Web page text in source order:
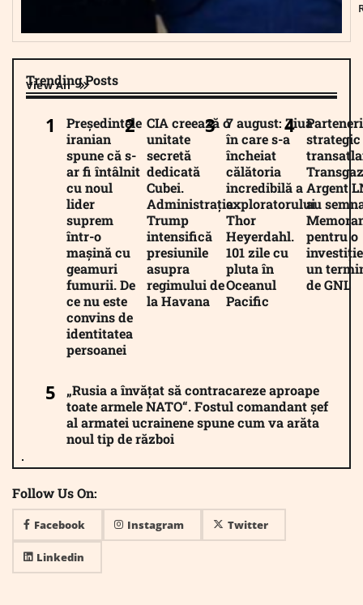
Trending Posts
View All
Președintele
iranian
spune că s-
ar fi întâlnit
cu noul
lider
suprem
într-o
mașină cu
geamuri
fumurii. De
ce nu este
convins de
identitatea
persoanei
CIA creează o
unitate
secretă
dedicată
Cubei.
Administrația
Trump
intensifică
presiunile
asupra
regimului de
la Havana
7 august: Ziua
în care s-a
încheiat
călătoria
incredibilă a
exploratorului
Thor
Heyerdahl.
101 zile cu
pluta în
Oceanul
Pacific
strategic
Argent
au
pentru o
un
de GNL
„Rusia a învățat să contracareze aproape
toate armele NATO“. Fostul comandant șef
al armatei ucrainene spune cum va arăta
noul tip de război
Follow Us On:
Facebook Instagram Twitter
Linkedin